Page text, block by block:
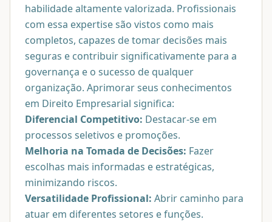
habilidade altamente valorizada. Profissionais
com essa expertise são vistos como mais
completos, capazes de tomar decisões mais
seguras e contribuir significativamente para a
governança e o sucesso de qualquer
organização. Aprimorar seus conhecimentos
em Direito Empresarial significa:
Diferencial Competitivo: Destacar-se em
processos seletivos e promoções.
Melhoria na Tomada de Decisões: Fazer
escolhas mais informadas e estratégicas,
minimizando riscos.
Versatilidade Profissional: Abrir caminho para
atuar em diferentes setores e funções.